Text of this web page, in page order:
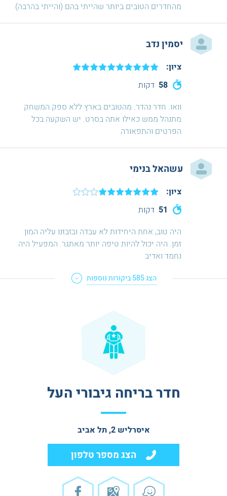
מהחדרים הטובים ביותר שהייתי בהם (והייתי בהרבה)
יסמין נדב
58 דקות
ציון:
וואו. חדר נהדר. מהטובים בארץ ללא ספק.המשחק
מתנהל ממש כאילו אתה בסרט. יש השקעה בכל
הפרטים והתפאורה
עשהאל בנימי
51 דקות
ציון:
היה טוב, אחת היחידות לא עבדה ובזבזנו עליה המון
זמן. היה יכול להיות טיפה יותר מאתגר. המפעיל היה
נחמד ואדיב
הצג585ביקורות נוספות
חדר בריחה גיבורי העל
איסרליש 2, תל אביב
הצג מספר טלפון